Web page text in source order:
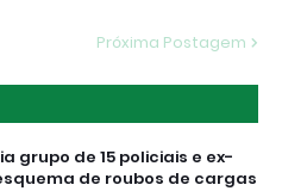
Próxima Postagem
grupo de 15 policiais e ex-
de roubos de cargas